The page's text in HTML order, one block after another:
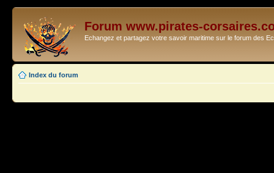
Forum www.pirates-
Echangez et partagez votre savoir maritime sur le forum des
Index du forum